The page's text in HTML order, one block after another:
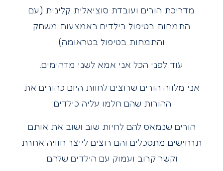
מדריכת הורים ועובדת סוציאלית קלינית (עם
התמחות בטיפול בילדים באמצעות משחק
והתמחות בטיפול בטראומה)
עוד לפני הכל אני אמא לשני מדהימים.
אני מלווה הורים שרוצים לחוות היום כהורים את
ההורות שהם חלמו עליה כילדים.
הורים שנמאס להם לחיות שוב ושוב את אותם
תרחישים מתסכלים והם רוצים לייצר חוויה אחרת
וקשר קרוב ועמוק עם הילדים שלהם.